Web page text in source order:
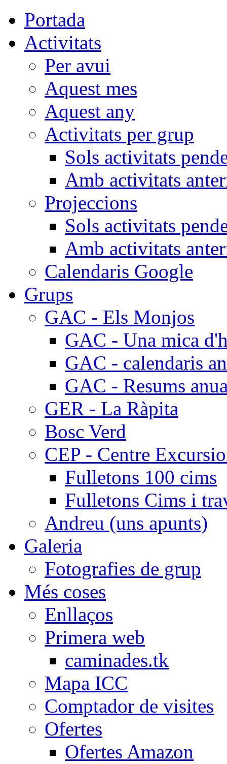
Portada
Activitats
Per avui
Aquest mes
Aquest any
Activitats per grup
Sols activitats
Amb activitats
Projeccions
Sols activitats
Amb activitats
Calendaris Google
Grups
GAC - Els Monjos
GAC - Una mica
GAC - calendaris
GAC - Resums
GER - La Ràpita
Bosc Verd
CEP - Centre
Fulletons 100 cims
Fulletons Cims i
Andreu (uns apunts)
Galeria
Fotografies de grup
Més coses
Enllaços
Primera web
caminades.tk
Mapa ICC
Comptador de visites
Ofertes
Ofertes Amazon